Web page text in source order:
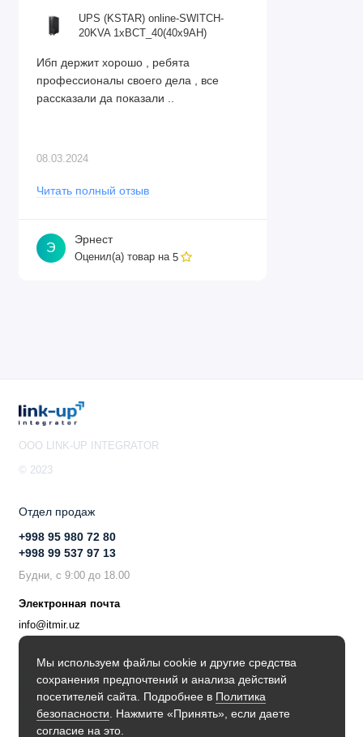
параллельного подключения
Вес:270 кг
Отзывы
UPS (KSTAR) online-SWITCH-
20KVA 1xBCT_40(40x9AH)
Ибп держит хорошо , ребята
профессионалы своего дела , все
рассказали да показали ..
08.03.2024
Читать полный отзыв
Э
Эрнест
Оценил(а) товар на 5
Мы используем файлы cookie и другие средства
сохранения предпочтений и анализа действий
посетителей сайта. Подробнее в Политика
безопасности . Нажмите «Принять», если даете
согласие на это.
OOO LINK-UP INTEGRATOR
© 2023
Отдел продаж
+998 95 980 72 80
+998 99 537 97 13
Будни, с 9:00 до 18.00
Электронная почта
info@itmir.uz
Поддержка в мессенджере
Будьте в курсе наших новостей!